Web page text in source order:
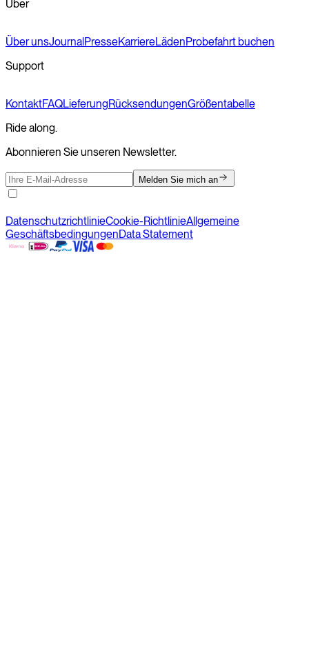
Über
Über unsJournalPresseKarriereLädenProbefahrt buchen
Support
KontaktFAQLieferungRücksendungenGrößentabelle
Ride along.
Abonnieren Sie unseren Newsletter.
Melden Sie mich an
DatenschutzrichtlinieCookie-RichtlinieAllgemeine
GeschäftsbedingungenData Statement